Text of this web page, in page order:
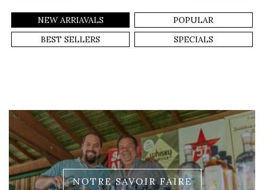
NEW ARRIAVALS
POPULAR
BEST SELLERS
SPECIALS
NOTRE SAVOIR FAIRE